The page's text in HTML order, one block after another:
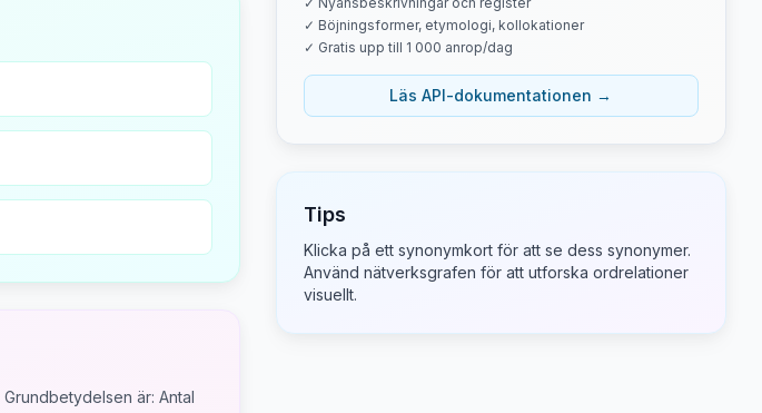
Grundbetydelsen är: Antal
✓ Böjningsformer, etymologi, kollokationer
✓ Gratis upp till 1 000 anrop/dag
Läs API-dokumentationen →
Tips
Klicka på ett synonymkort för att se dess synonymer.
Använd nätverksgrafen för att utforska ordrelationer
visuellt.